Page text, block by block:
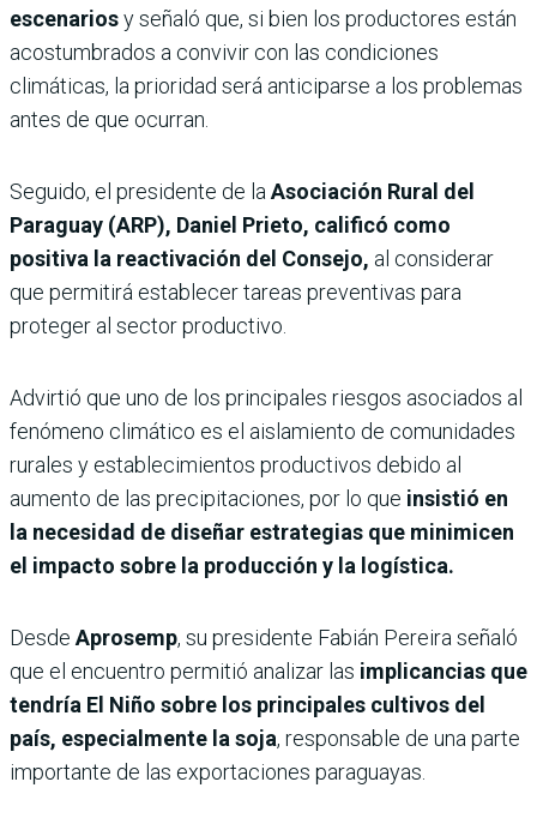
escenariosy señaló que, si bien los productores están
acostumbrados a convivir con las condiciones
climáticas, la prioridad será anticiparse a los problemas
antes de que ocurran.
Seguido, el presidente de laAsociación Rural del
Paraguay (ARP), Daniel Prieto, calificó como
positiva la reactivación del Consejo, al considerar
que permitirá establecer tareas preventivas para
proteger al sector productivo.
Advirtió que uno de los principales riesgos asociados al
fenómeno climático es el aislamiento de comunidades
rurales y establecimientos productivos debido al
aumento de las precipitaciones, por lo que insistió en
la necesidad de diseñar estrategias que minimicen
el impacto sobre la producción y la logística.
Desde Aprosemp, su presidente Fabián Pereira señaló
que el encuentro permitió analizar las implicancias que
tendría El Niño sobre los principales cultivos del
país, especialmente la soja, responsable de una parte
importante de las exportaciones paraguayas.